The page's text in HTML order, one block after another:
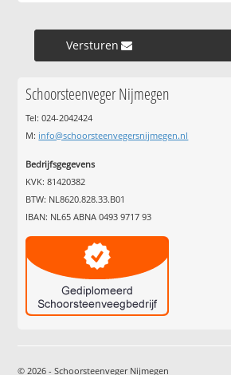
Versturen »
Schoorsteenveger Nijmegen
Tel: 024-2042424
M: info@schoorsteenvegersnijmegen.nl
Bedrijfsgegevens
KVK: 81420382
BTW: NL8620.828.33.B01
IBAN: NL65 ABNA 0493 9717 93
© 2026 - Schoorsteenveger Nijmegen